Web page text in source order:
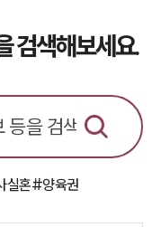
약
약
검색해보세요.
실혼#양육권